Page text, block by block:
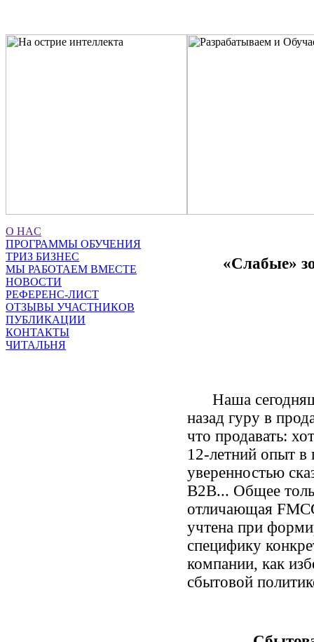
O НАC
ПРОГРАММЫ ОБУЧЕНИЯ
ТРИЗ БИЗНЕС
МЫ РАБОТАЕМ ВМЕСТЕ
НОВОСТИ
РЕФЕРЕНС-ЛИСТ
ОТЗЫВЫ УЧАСТНИКОВ
ПУБЛИКАЦИИ
КОНТАКТЫ
ЧИТАЛЬНЯ
«Слабые»
Наша
назад гуру в
что продавать:
12-летний опыт
уверенностью
В2В... Общее
отличающая
учтена при
специфику
компании, как
сбытовой